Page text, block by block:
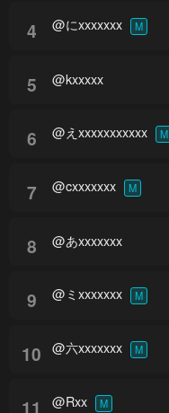
4 @にxxxxxxx M
5 @kxxxxx
6 @えxxxxxxxxxxx M
7 @cxxxxxxx M
8 @あxxxxxxx
9 @ミxxxxxxx M
10 @六xxxxxxx M
11 @Rxx M